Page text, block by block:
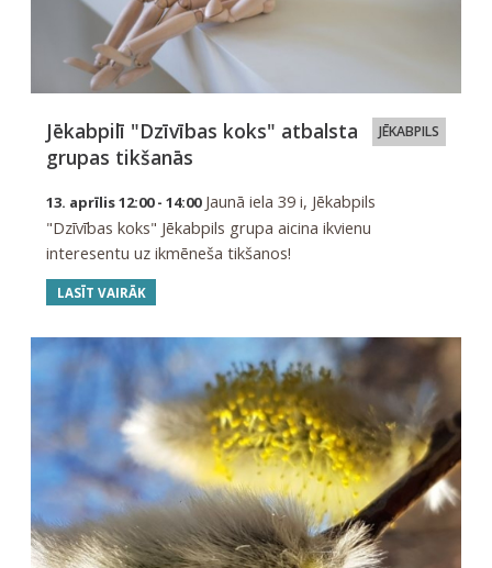
JĒKABPILS
Jēkabpilī "Dzīvības koks" atbalsta
grupas tikšanās
13. aprīlis 12:00 - 14:00Jaunā iela 39 i, Jēkabpils
"Dzīvības koks" Jēkabpils grupa aicina ikvienu
interesentu uz ikmēneša tikšanos!
LASĪT VAIRĀK